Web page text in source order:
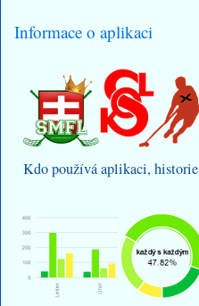
Informace o aplikaci
Kdo používá aplikaci, historie